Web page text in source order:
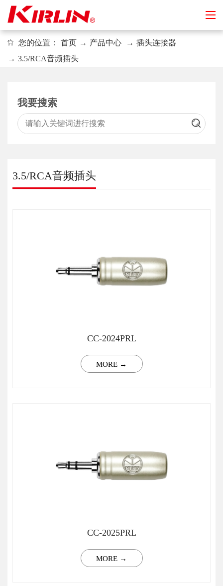
您的位置： 首页 → 产品中心 → 插头连接器
→ 3.5/RCA音频插头
我要搜索
3.5/RCA音频插头
CC-2024PRL
MORE →
CC-2025PRL
MORE →